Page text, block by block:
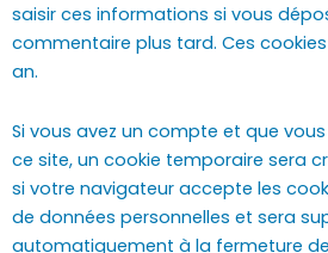
saisir ces informations si vous
commentaire plus tard. Ces
an.
Si vous avez un compte et que
ce site, un cookie temporaire sera
si votre navigateur accepte les
de données personnelles et sera
automatiquement à la fermeture